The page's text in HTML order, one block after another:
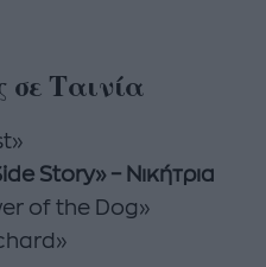
σε Ταινία
Story» – Νικήτρια
of the Dog»